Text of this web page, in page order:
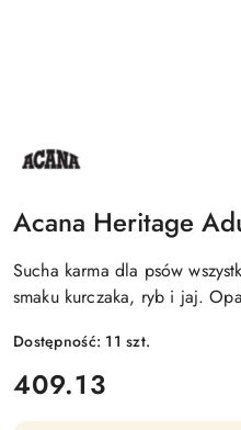
NAZWA
PRODUCENTA:
ACANA
Acana Heritage
Sucha karma dla psów
smaku kurczaka, ryb i jaj.
Dostępność: 11szt.
cena:
409.13